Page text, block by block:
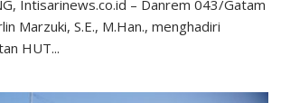
Intisarinews.co.id – Danrem 043/Gatam
Marzuki, S.E., M.Han., menghadiri
HUT...